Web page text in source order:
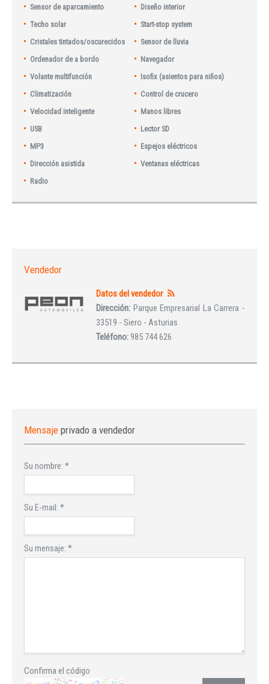
Sensor de aparcamiento
Diseño interior
Techo solar
Start-stop system
Cristales tintados/oscurecidos
Sensor de lluvia
Ordenador de a bordo
Navegador
Volante multifunción
Isofix (asientos para niños)
Climatización
Control de crucero
Velocidad inteligente
Manos libres
USB
Lector SD
MP3
Espejos eléctricos
Dirección asistida
Ventanas eléctricas
Radio
Vendedor
Datos del vendedor
Dirección: Parque Empresarial La Carrera -
33519 - Siero - Asturias
Teléfono:985 744 626
Mensaje privado a vendedor
Su nombre: *
Su E-mail: *
Su mensaje: *
Confirma el código